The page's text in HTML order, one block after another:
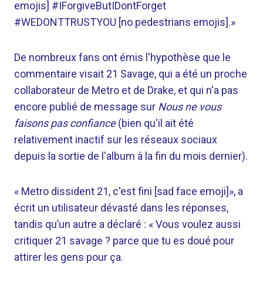
emojis] #IForgiveButIDontForget
#WEDONTTRUSTYOU [no pedestrians emojis].»
De nombreux fans ont émis l'hypothèse que le
commentaire visait 21 Savage, qui a été un proche
collaborateur de Metro et de Drake, et qui n'a pas
encore publié de message sur Nous ne vous
faisons pas confiance(bien qu'il ait été
relativement inactif sur les réseaux sociaux
depuis la sortie de l'album à la fin du mois dernier).
« Metro dissident 21, c'est fini [sad face emoji]», a
écrit un utilisateur dévasté dans les réponses,
tandis qu’un autre a déclaré : « Vous voulez aussi
critiquer 21 savage ? parce que tu es doué pour
attirer les gens pour ça.